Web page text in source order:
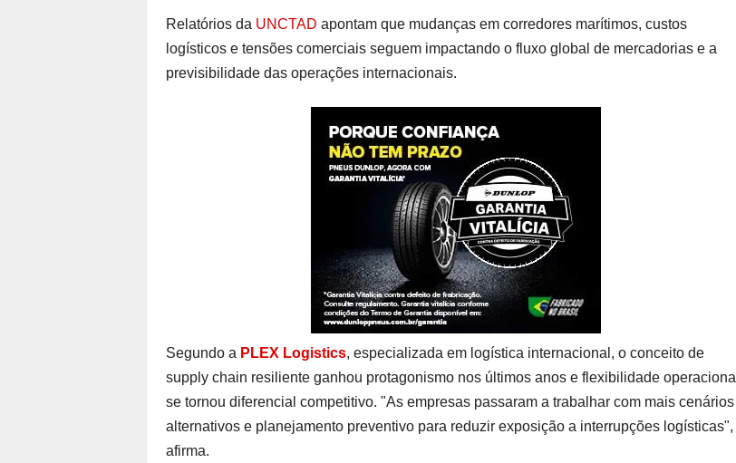
Relatórios da UNCTAD apontam que mudanças em corredores marítimos, custos
logísticos e tensões comerciais seguem impactando o fluxo global de mercadorias e a
previsibilidade das operações internacionais.
Segundo a PLEX Logistics, especializada em logística internacional, o conceito de
supply chain resiliente ganhou protagonismo nos últimos anos e flexibilidade operacional
se tornou diferencial competitivo. "As empresas passaram a trabalhar com mais cenários
alternativos e planejamento preventivo para reduzir exposição a interrupções logísticas",
afirma.